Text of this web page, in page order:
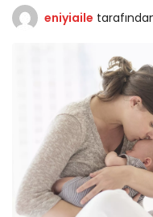
eniyiaile